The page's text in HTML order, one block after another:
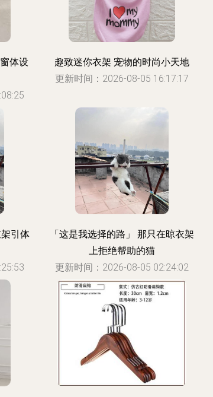
体设
趣致迷你衣架 宠物的时尚小天地
更新时间：2026-08-05 16:17:17
引体
「这是我选择的路」 那只在晾衣架
上拒绝帮助的猫
更新时间：2026-08-05 02:24:02